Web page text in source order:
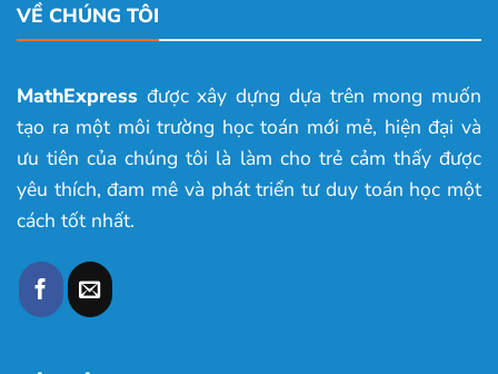
VỀ CHÚNG TÔI
MathExpress được xây dựng dựa trên mong muốn
tạo ra một môi trường học toán mới mẻ, hiện đại và
ưu tiên của chúng tôi là làm cho trẻ cảm thấy được
yêu thích, đam mê và phát triển tư duy toán học một
cách tốt nhất.